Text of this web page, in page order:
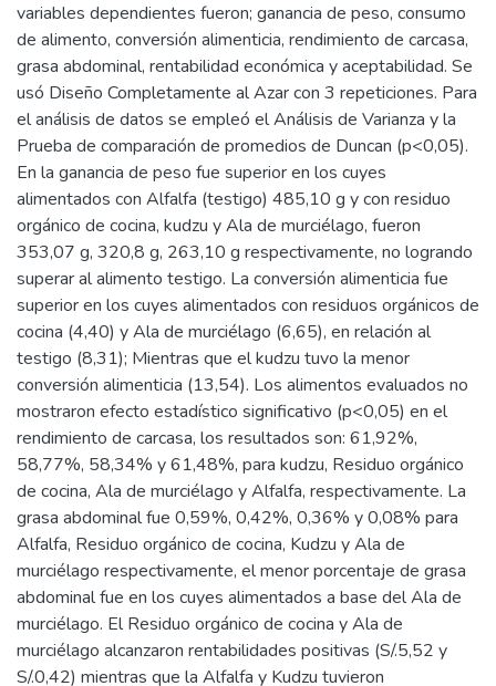
variables dependientes fueron; ganancia de peso, consumo
de alimento, conversión alimenticia, rendimiento de carcasa,
grasa abdominal, rentabilidad económica y aceptabilidad. Se
usó Diseño Completamente al Azar con 3 repeticiones. Para
el análisis de datos se empleó el Análisis de Varianza y la
Prueba de comparación de promedios de Duncan (p<0,05).
En la ganancia de peso fue superior en los cuyes
alimentados con Alfalfa (testigo) 485,10 g y con residuo
orgánico de cocina, kudzu y Ala de murciélago, fueron
353,07 g, 320,8 g, 263,10 g respectivamente, no logrando
superar al alimento testigo. La conversión alimenticia fue
superior en los cuyes alimentados con residuos orgánicos de
cocina (4,40) y Ala de murciélago (6,65), en relación al
testigo (8,31); Mientras que el kudzu tuvo la menor
conversión alimenticia (13,54). Los alimentos evaluados no
mostraron efecto estadístico significativo (p<0,05) en el
rendimiento de carcasa, los resultados son: 61,92%,
58,77%, 58,34% y 61,48%, para kudzu, Residuo orgánico
de cocina, Ala de murciélago y Alfalfa, respectivamente. La
grasa abdominal fue 0,59%, 0,42%, 0,36% y 0,08% para
Alfalfa, Residuo orgánico de cocina, Kudzu y Ala de
murciélago respectivamente, el menor porcentaje de grasa
abdominal fue en los cuyes alimentados a base del Ala de
murciélago. El Residuo orgánico de cocina y Ala de
murciélago alcanzaron rentabilidades positivas (S/.5,52 y
S/.0,42) mientras que la Alfalfa y Kudzu tuvieron